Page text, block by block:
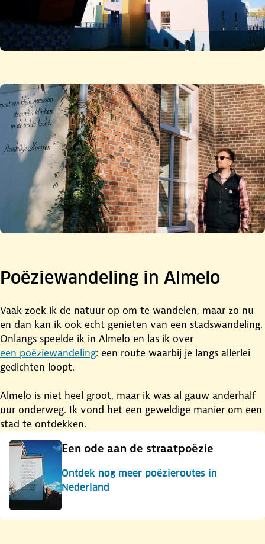
Poëziewandeling in Almelo
Vaak zoek ik de natuur op om te wandelen, maar zo nu
en dan kan ik ook echt genieten van een stadswandeling.
Onlangs speelde ik in Almelo en las ik over
een poëziewandeling: een route waarbij je langs allerlei
gedichten loopt.
Almelo is niet heel groot, maar ik was al gauw anderhalf
uur onderweg. Ik vond het een geweldige manier om een
stad te ontdekken.
Een ode aan de straatpoëzie
Ontdek nog meer poëzieroutes in
Nederland